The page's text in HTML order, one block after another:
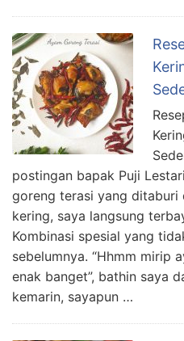
postingan bapak Puji
goreng terasi yang ditaburi
kering, saya langsung
Kombinasi spesial yang
sebelumnya. “Hhmm mirip
enak banget”, bathin saya
kemarin, sayapun …